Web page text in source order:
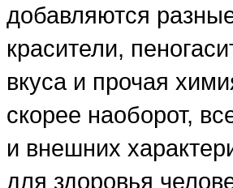
добавляются
красители,
вкуса и прочая
скорее наоборот,
и внешних
для здоровья